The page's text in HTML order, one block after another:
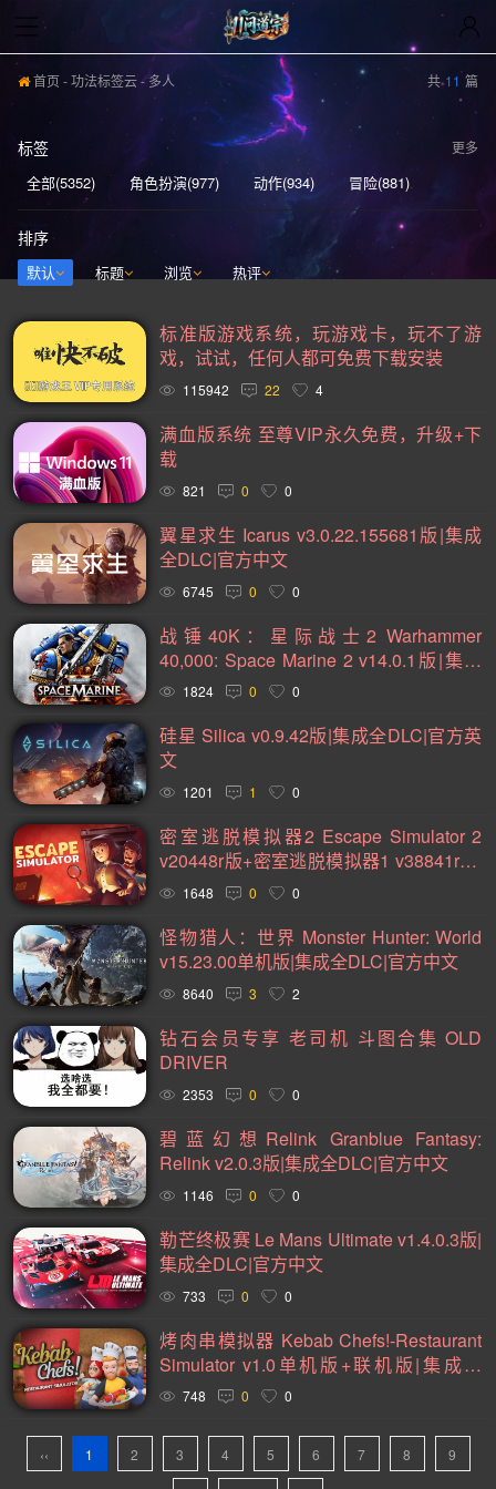
首页-功法标签云- 多人 共 11 篇
标签
全部(5352) 角色扮演(977) 动作(934)
冒险(881)
动作冒险(837)
独立(580) 单人(567)
模拟(539)
开放世界(529)
休闲(526) 策略(521)
奇幻(371)
射击(365) 合作(349)
3D(347)
沙盒(339)
女性主角(332) 解谜(329)
恐怖(304)
独立(299) 科幻(296)
模拟经营(282)
暴力(277)
氛围(276)
2D(242)
可爱(233) 轻度 Rogue(223)
即时战略(215)
动作(204) 管理(197)
砍杀(195)
太空(193)
血腥(183) 冒险(177)
街机(175)
驾驶(169)
选择取向(161)
视觉小说(156)
类魂系列(155)
横向滚屏(154)
卡通风格(154) 回合制(151)
第三人称(147)
益智休闲(132)
体育运动(130)
僵尸(129)
枪战射击(128) 赛车竞速(124)
策略(121)
彩色(119)
类 Rogue(114)
时空旅行(114)
悬疑(113)
第三人称视角(111)
第一人称视角(106)
模拟(104)
像素图形(104) 困难(104)
指向点击(104)
二维(103)
角色自定义(101)
黑暗(98)
复古(95)
卡通(93)
动作类 Rogue(93)
卡牌(86)
类银河战士恶魔城(81)
放松(78)
心理恐怖(77)
后末日(76) 经典(74)
第一人称射击(74)
战术(73)
塔防(72) 潜行(70)
二战(69)
黑暗奇幻(66)
第三人称射击(65) 阖家(61)
生存恐怖(59)
弹幕射击(57)
策略战棋(57)
城市营造(56)
多结局(55) 在线合作(54)
经济(53)
竞速(52)
日系角色扮演(52)
互动小说(51)
策略战争(50)
回合战略(49)
资源管理(49) 迷宫探索(48)
风格化(48)
更多
排序
默认 标题 浏览 热评
标准版游戏系统，玩游戏卡，玩不了游
戏，试试，任何人都可免费下载安装
115942 22 4
满血版系统 至尊VIP永久免费，升级+下
载
821 0 0
翼星求生 Icarus v3.0.22.155681版|集成
全DLC|官方中文
6745 0 0
战锤40K：星际战士2 Warhammer
40,000: Space Marine 2 v14.0.1版|集成
全DLC|官方中文
1824 0 0
硅星 Silica v0.9.42版|集成全DLC|官方英
文
1201 1 0
密室逃脱模拟器2 Escape Simulator 2
v20448r版+密室逃脱模拟器1 v38841r版|
集成全DLC|官方中文
1648 0 0
怪物猎人：世界 Monster Hunter: World
v15.23.00单机版|集成全DLC|官方中文
8640 3 2
钻石会员专享 老司机 斗图合集 OLD
DRIVER
2353 0 0
碧蓝幻想Relink Granblue Fantasy:
Relink v2.0.3版|集成全DLC|官方中文
1146 0 0
勒芒终极赛 Le Mans Ultimate v1.4.0.3版|
集成全DLC|官方中文
733 0 0
烤肉串模拟器 Kebab Chefs!-Restaurant
Simulator v1.0单机版+联机版|集成全
DLC|官方中文
748 0 0
‹‹ 1 2 3 4 5 6 7 8 9